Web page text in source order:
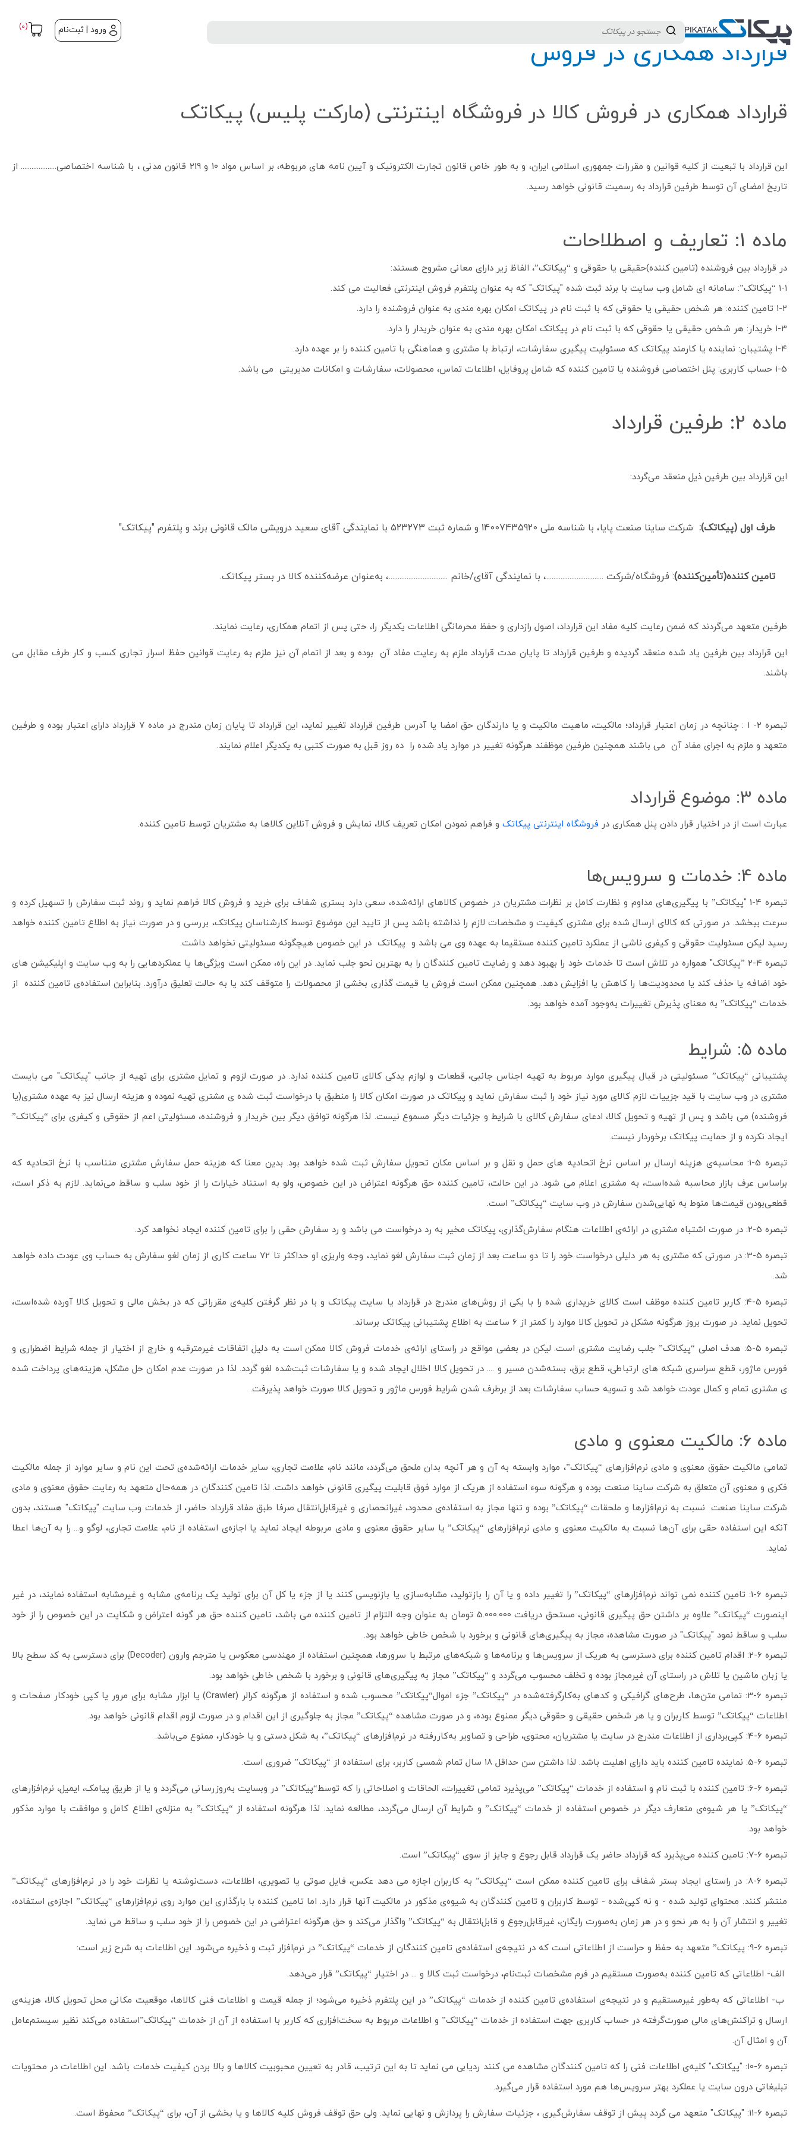
ورود | ثبت‌نام (0)
قرارداد همکاری در فروش
قرارداد همکاری در فروش کالا در فروشگاه اینترنتی (مارکت پلیس) پیکاتک
این قرارداد با تبعیت از کلیه قوانین و مقررات جمهوری اسلامی ایران، و به طور خاص قانون تجارت الکترونیک و آیین نامه های مربوطه، بر اساس مواد ۱۰ و 219 قانون مدنی ، با شناسه اختصاصی.................... از
تاریخ امضای آن توسط طرفین قرارداد به رسمیت قانونی خواهد رسید.
ماده 1: تعاریف و اصطلاحات
در قرارداد بین فروشنده (تامین کننده)حقیقی یا حقوقی و “پیکاتک”، الفاظ زیر دارای معانی مشروح هستند:
۱-۱ “پیکاتک”: سامانه ای شامل وب سایت با برند ثبت شده "پیکاتک" که به عنوان پلتفرم فروش اینترنتی فعالیت می کند.
۱-۲ تامین کننده: هر شخص حقیقی یا حقوقی که با ثبت نام در پیکاتک امکان بهره مندی به عنوان فروشنده را دارد.
۱-۳ خریدار: هر شخص حقیقی یا حقوقی که با ثبت نام در پیکاتک امکان بهره مندی به عنوان خریدار را دارد.
۱-۴ پشتیبان: نماینده یا کارمند پیکاتک که مسئولیت پیگیری سفارشات، ارتباط با مشتری و هماهنگی با تامین کننده را بر عهده دارد.
۱-5 حساب کاربری: پنل اختصاصی فروشنده یا تامین کننده که شامل پروفایل، اطلاعات تماس، محصولات، سفارشات و امکانات مدیریتی می باشد.
ماده 2: طرفین قرارداد
این قرارداد بین طرفین ذیل منعقد می‌گردد:
طرف اول (پیکاتک): شرکت ساینا صنعت پایا، با شناسه ملی 14007435920 و شماره ثبت 523273 با نمایندگی آقای سعید درویشی مالک قانونی برند و پلتفرم "پیکاتک"
تامین کننده(تأمین‌کننده): فروشگاه/شرکت ................................، با نمایندگی آقای/خانم .................................، به‌عنوان عرضه‌کننده کالا در بستر پیکاتک.
طرفین متعهد می‌گردند که ضمن رعایت کلیه مفاد این قرارداد، اصول رازداری و حفظ محرمانگی اطلاعات یکدیگر را، حتی پس از اتمام همکاری، رعایت نمایند.
این قرارداد بین طرفین یاد شده منعقد گردیده و طرفین قرارداد تا پایان مدت قرارداد ملزم به رعایت مفاد آن بوده و بعد از اتمام آن نیز ملزم به رعایت قوانین حفظ اسرار تجاری کسب و کار طرف مقابل می
باشند.
تبصره 2- 1 : چنانچه در زمان اعتبار قرارداد؛ مالکیت، ماهیت مالکیت و یا دارندگان حق امضا یا آدرس طرفین قرارداد تغییر نماید، این قرارداد تا پایان زمان مندرج در ماده 7 قرارداد دارای اعتبار بوده و طرفین
متعهد و ملزم به اجرای مفاد آن می باشند همچنین طرفین موظفند هرگونه تغییر در موارد یاد شده را ده روز قبل به صورت کتبی به یکدیگر اعلام نمایند.
ماده 3: موضوع قرارداد
عبارت است از در اختیار قرار دادن پنل همکاری در فروشگاه اینترنتی پیکاتک و فراهم نمودن امکان تعریف کالا، نمایش و فروش آنلاین کالاها به مشتریان توسط تامین کننده.
ماده 4: خدمات و سرویس‌ها
تبصره 4-1 "پیکاتک” با پیگیری‌های مداوم و نظارت کامل بر نظرات مشتریان در خصوص کالاهای ارائه‌شده، سعی دارد بستری شفاف برای خرید و فروش کالا فراهم نماید و روند ثبت سفارش را تسهیل کرده و
سرعت ببخشد. در صورتی که کالای ارسال شده برای مشتری کیفیت و مشخصات لازم را نداشته باشد پس از تایید این موضوع توسط کارشناسان پیکاتک، بررسی و در صورت نیاز به اطلاع تامین کننده خواهد
رسید لیکن مسئولیت حقوقی و کیفری ناشی از عملکرد تامین کننده مستقیما به عهده وی می باشد و پیکاتک در این خصوص هیچگونه مسئولیتی نخواهد داشت.
تبصره 4-2 ”پیکاتک" همواره در تلاش است تا خدمات خود را بهبود دهد و رضایت تامین کنندگان را به بهترین نحو جلب نماید. در این راه، ممکن است ویژگی‌ها یا عملکردهایی را به وب سایت و اپلیکیشن های
خود اضافه یا حذف کند یا محدودیت‌ها را کاهش یا افزایش دهد. همچنین ممکن است فروش یا قیمت گذاری بخشی از محصولات را متوقف کند یا به حالت تعلیق درآورد. بنابراین استفاده‌ی تامین کننده از
خدمات “پیکاتک” به معنای پذیرش تغییرات به‌وجود آمده خواهد بود.
ماده 5: شرایط
پشتیبانی “پیکاتک” مسئولیتی در قبال پیگیری موارد مربوط به تهیه اجناس جانبی، قطعات و لوازم‌ یدکی کالای تامین کننده ندارد. در صورت لزوم و تمایل مشتری برای تهیه از جانب "پیکاتک" می بایست
مشتری در وب سایت با قید جزییات لازم کالای مورد نیاز خود را ثبت سفارش نماید و پیکاتک در صورت امکان کالا را منطبق با درخواست ثبت شده ی مشتری تهیه نموده و هزینه ارسال نیز به عهده مشتری(یا
فروشنده) می باشد و پس از تهیه و تحویل کالا، ادعای سفارش کالای با شرایط و جزئیات دیگر مسموع نیست. لذا هرگونه توافق دیگر بین خریدار و فروشنده، مسئولیتی اعم از حقوقی و کیفری برای “پیکاتک”
ایجاد نکرده و از حمایت پیکاتک برخوردار نیست.
تبصره 5-1: محاسبه‌ی هزینه ارسال بر اساس نرخ اتحادیه های حمل و نقل و بر اساس مکان تحویل سفارش ثبت شده خواهد بود. بدین معنا که هزینه حمل سفارش مشتری متناسب با نرخ اتحادیه که
براساس عرف بازار محاسبه شده‌است، به مشتری اعلام می شود. در این حالت، تامین کننده حق هرگونه اعتراض در این خصوص، ولو به استناد خیارات را از خود سلب و ساقط می‌‌نماید. لازم به ذکر است،
قطعی‌بودن قیمت‌ها منوط به نهایی‌شدن سفارش در وب سایت “پیکاتک” است.
تبصره 5-2: در صورت اشتباه مشتری در ارائه‌ی اطلاعات هنگام سفارش‌گذاری، پیکاتک مخیر به رد درخواست می باشد و رد سفارش حقی را برای تامین کننده ایجاد نخواهد کرد.
تبصره 5-3: در صورتی که مشتری به هر دلیلی درخواست خود را تا دو ساعت بعد از زمان ثبت سفارش لغو نماید، وجه واریزی او حداکثر تا 72 ساعت کاری از زمان لغو سفارش به حساب وی عودت داده خواهد
شد.
تبصره 5-4: کاربر تامین کننده موظف است کالای خریداری شده را با یکی از روش‌های مندرج در قرارداد یا سایت پیکاتک و با در نظر گرفتن کلیه‌ی مقرراتی که در بخش مالی و تحویل کالا آورده شده‌است،
تحویل نماید. در صورت بروز هرگونه مشکل در تحویل کالا موارد را کمتر از 6 ساعت به اطلاع پشتیبانی پیکاتک برساند.
تبصره 5-5: هدف اصلی “پیکاتک” جلب رضایت مشتری است. لیکن در بعضی مواقع در راستای ارائه‌ی خدمات فروش کالا ممکن است به دلیل اتفاقات غیرمترقبه و خارج از اختیار از جمله شرایط اضطراری و
فورس ماژور، قطع سراسری شبکه های ارتباطی، قطع برق، بسته‌شدن مسیر و .... در تحویل کالا اخلال ایجاد شده و یا سفارشات ثبت‌شده لغو گردد. لذا در صورت عدم امکان حل مشکل، هزینه‌های پرداخت شده
ی مشتری تمام و کمال عودت خواهد شد و تسویه حساب سفارشات بعد از برطرف شدن شرایط فورس ماژور و تحویل کالا صورت خواهد پذیرفت.
ماده 6: مالکیت معنوی و مادی
تمامی مالکیت حقوق معنوی و مادی نرم‌افزارهای “پیکاتک”، موارد وابسته به آن و هر آنچه بدان ملحق می‌گردد، مانند نام، علامت تجاری، سایر خدمات ارائه‌شده‌ی تحت این نام و سایر موارد از جمله مالکیت
فکری و معنوی آن متعلق به شرکت ساینا صنعت بوده و هرگونه سوء استفاده از هریک از موارد فوق قابلیت پیگیری قانونی خواهد داشت. لذا تامین کنندگان در همه‌حال متعهد به رعایت حقوق معنوی و مادی
شرکت ساینا صنعت نسبت به نرم‌افزارها و ملحقات “پیکاتک” بوده و تنها مجاز به استفاده‌ی محدود، غیرانحصاری و غیرقابل‌انتقال صرفا طبق مفاد قرارداد حاضر، از خدمات وب سایت "پیکاتک" هستند، بدون
آنکه این استفاده حقی برای آن‌ها نسبت به مالکیت معنوی و مادی نرم‌افزارهای “پیکاتک” یا سایر حقوق معنوی و مادی مربوطه ایجاد نماید یا اجازه‌ی استفاده از نام، علامت تجاری، لوگو و... را به آن‌ها اعطا
نماید.
تبصره 6-1: تامین کننده نمی تواند نرم‌افزارهای “پیکاتک” را تغییر داده و یا آن را بازتولید، مشابه‌سازی یا بازنویسی کنند یا از جزء یا کل آن برای تولید یک برنامه‌ی مشابه و غیرمشابه استفاده نمایند، در غیر
اینصورت “پیکاتک” علاوه بر داشتن حق پیگیری قانونی، مستحق دریافت 5.000.000 تومان به عنوان وجه التزام از تامین کننده می باشد، تامین کننده حق هر گونه اعتراض و شکایت در این خصوص را از خود
سلب و ساقط نمود "پیکاتک" در صورت مشاهده، مجاز به پیگیری‌های قانونی و برخورد با شخص خاطی خواهد بود.
تبصره 6-2: اقدام تامین کننده برای دسترسی به هریک از سرویس‌‌ها و برنامه‌ها و شبکه‌ها‌ی مرتبط با سرورها، همچنین استفاده از مهندسی معکوس یا مترجم وارون (Decoder) برای دسترسی به کد سطح بالا
یا زبان ماشین یا تلاش در راستای آن غیرمجاز بوده و تخلف محسوب می‌گردد و “پیکاتک” مجاز به پیگیری‌های قانونی و برخورد با شخص خاطی خواهد بود.
تبصره 6-3: تمامی متن‌ها، طرح‌های گرافیکی و کدهای به‌کارگرفته‌شده در “پیکاتک” جزء اموال“پیکاتک” محسوب شده و استفاده از هرگونه کرالر (Crawler) یا ابزار مشابه برای مرور یا کپی خودکار صفحات و
اطلاعات “پیکاتک” توسط کاربران و یا هر شخص حقیقی و حقوقی دیگر ممنوع بوده، و در صورت مشاهده “پیکاتک” مجاز به جلوگیری از این اقدام و در صورت لزوم اقدام قانونی خواهد بود.
تبصره 6-4: کپی‌برداری از اطلاعات مندرج در سایت یا مشتریان، محتوی، طراحی و تصاویر به‌کاررفته در نرم‌افزارهای “پیکاتک”، به شکل دستی و یا خودکار، ممنوع می‌باشد.
تبصره 6-5: نماینده تامین کننده باید دارای اهلیت باشد. لذا داشتن سن حداقل ۱۸ سال تمام شمسی کاربر، برای استفاده از “پیکاتک” ضروری است.
تبصره 6-6: تامین کننده با ثبت نام و استفاده از خدمات “پیکاتک” می‌پذیرد تمامی تغییرات، الحاقات و اصلاحاتی را که توسط“پیکاتک” در وبسایت به‌روزرسانی می‌گردد و یا از طریق پیامک، ایمیل، نرم‌افزارهای
“پیکاتک” یا هر شیوه‌ی متعارف دیگر در خصوص استفاده از خدمات “پیکاتک” و شرایط آن ارسال‌‌ می‌گردد، مطالعه نماید. لذا هرگونه استفاده از “پیکاتک” به منزله‌ی اطلاع کامل و موافقت با موارد مذکور
خواهد بود.
تبصره 6-7: تامین کننده می‌‌پذیرد که قرارداد حاضر یک قرارداد قابل رجوع و جایز از سوی “پیکاتک” است.
تبصره 6-8: در راستای ایجاد بستر شفاف برای تامین کننده ممکن است “پیکاتک” به کاربران اجازه می دهد عکس، فایل صوتی یا تصویری، اطلاعات، دست‌نوشته یا نظرات خود را در نرم‌افزارهای “پیکاتک”
منتشر کنند. محتوای تولید شده - و نه کپی‌شده - توسط کاربران و تامین کنندگان به شیوه‌ی مذکور در مالکیت آنها قرار دارد. اما تامین کننده با بارگذاری این موارد روی نرم‌افزارهای “پیکاتک” اجازه‌ی استفاده،
تغییر و انتشار آن را به هر نحو و در هر زمان به‌صورت رایگان، غیرقابل‌رجوع و قابل‌انتقال به “پیکاتک” واگذار می‌کند و حق هرگونه اعتراضی در این خصوص را از خود سلب و ساقط می نماید.
تبصره 6-9: پیکاتک” متعهد به حفظ و حراست از اطلاعاتی است که در نتیجه‌ی استفاده‌ی تامین کنندگان از خدمات “پیکاتک” در نرم‌افزار ثبت و ذخیره می‌‌شود. این اطلاعات به شرح زیر است:
الف- اطلاعاتی که تامین کننده به‌صورت مستقیم در فرم مشخصات ثبت‌نام، درخواست ثبت کالا و ... در اختیار “پیکاتک” قرار می‌‌دهد.
ب- اطلاعاتی که به‌طور غیرمستقیم و در نتیجه‌ی استفاده‌ی تامین کننده از خدمات “پیکاتک” در این پلتفرم ذخیره می‌‌شود؛ از جمله قیمت و اطلاعات فنی کالاها، موقعیت مکانی محل تحویل کالا، هزینه‌ی
ارسال و تراکنش‌های مالی صورت‌گرفته در حساب کاربری جهت استفاده از خدمات “پیکاتک” و اطلاعات مربوط به سخت‌افزاری که کاربر با استفاده از آن از خدمات “پیکاتک”استفاده می‌‌کند نظیر سیستم‌عامل
آن و امثال آن.
تبصره 6-10: "پیکاتک" کلیه‌ی اطلاعات فنی را که تامین کنندگان مشاهده می کنند ردیابی می نماید تا به این ترتیب، قادر به تعیین محبوبیت کالاها و بالا بردن کیفیت خدمات باشد. این اطلاعات در محتویات
تبلیغاتی درون سایت یا عملکرد بهتر سرویس‌ها هم مورد استفاده قرار می‌گیرد.
تبصره 6-11: "پیکاتک" متعهد می گردد پیش از توقف سفارش‌گیری ، جزئیات سفارش را پردازش و نهایی نماید. ولی حق توقف فروش کلیه کالاها و یا بخشی از آن، برای “پیکاتک” محفوظ است.